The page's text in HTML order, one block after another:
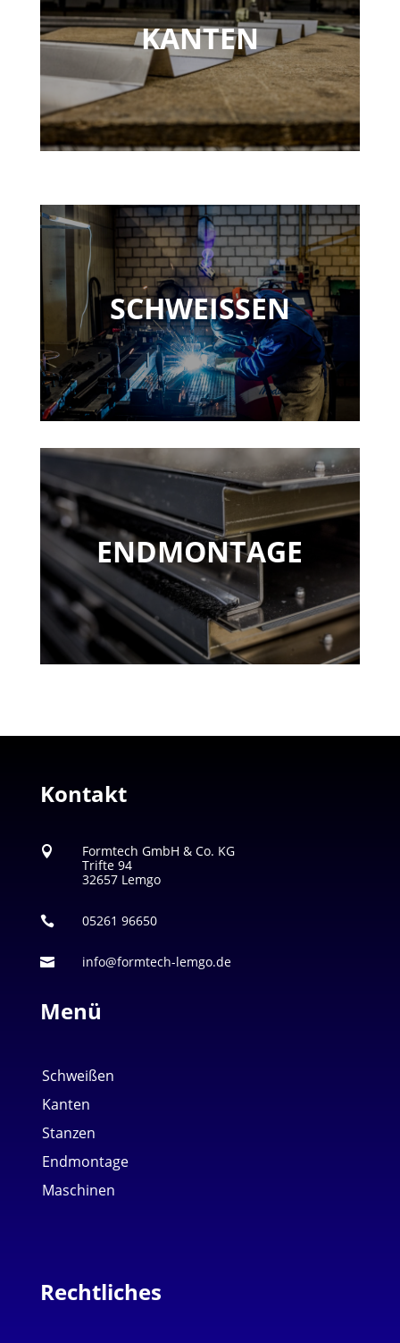
KANTEN
SCHWEISSEN
ENDMONTAGE
Kontakt

Formtech GmbH & Co. KG
Trifte 94
32657 Lemgo
 05261 96650
 info@formtech-lemgo.de
Menü
Schweißen
Kanten
Stanzen
Endmontage
Maschinen
Rechtliches